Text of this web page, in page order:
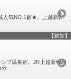
気NO.1宿★。上越新幹
【旅館】
ブ温泉宿。JR上越新幹線
分